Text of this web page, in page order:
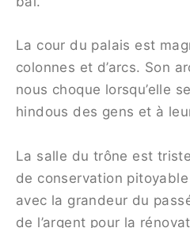
La cour du palais est
colonnes et d’arcs. Son
nous choque lorsqu’elle
hindous des gens et à
La salle du trône est
de conservation pitoyable
avec la grandeur du
de l’argent pour la